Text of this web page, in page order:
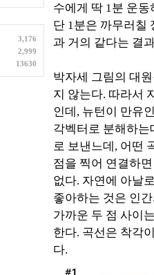
3,176
2,999
13630
수에게 딱 1 분 운
단 1 분은 까무러칠
과 거의 같다는 결
박자세 그림의 대
지 않는다. 따라서
인데 , 뉴턴이 만유
각벡터로 분해하는
로 보낸느데 , 어떤
점을 찍어 연결하
없다. 자연에 아날
좋아하는 것은 인
가까운 두 점 사이
한다. 곡선은 착각
다.